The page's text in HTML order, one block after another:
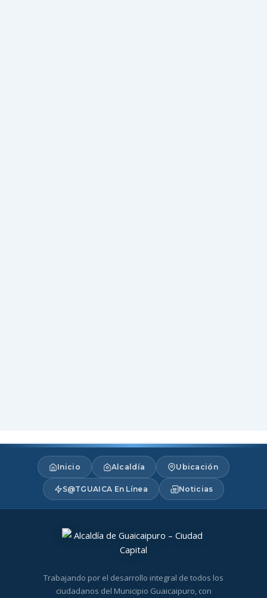
Inicio Alcaldía Ubicación
S@TGUAICA En Línea Noticias
Trabajando por el desarrollo integral de todos los
ciudadanos del Municipio Guaicaipuro, con